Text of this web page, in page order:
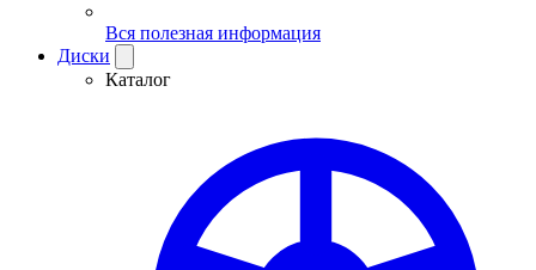
Вся полезная информация
Диски
Каталог